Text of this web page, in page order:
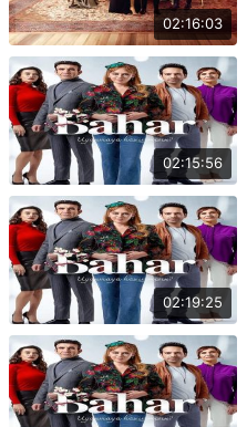
02:16:03
02:15:56
02:19:25